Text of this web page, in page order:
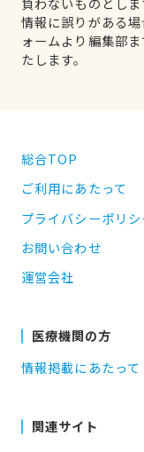
情報に誤りがある
ォームより編集部
たします。
総合TOP
ご利用にあたって
プライバシーポリシ
お問い合わせ
運営会社
医療機関の方
情報掲載にあたって
関連サイト